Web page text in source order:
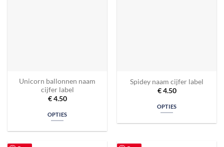
Unicorn ballonnen naam
cijfer label
€4.50
OPTIES
Spidey naam cijfer label
€4.50
OPTIES